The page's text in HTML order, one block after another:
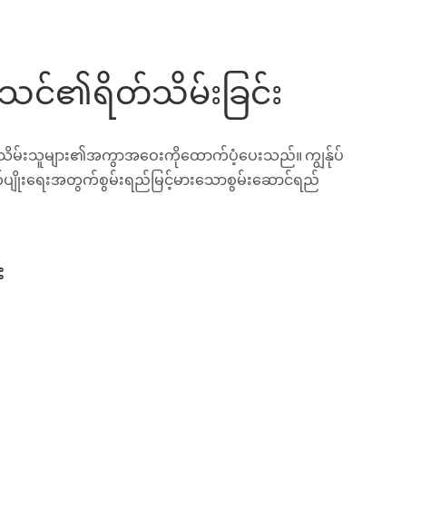
သင်၏ရိတ်သိမ်းခြင်း
မ်းသူများ၏အကွာအဝေးကိုထောက်ပံ့ပေးသည်။ ကျွန်ုပ်
းရေးအတွက်စွမ်းရည်မြင့်မားသောစွမ်းဆောင်ရည်